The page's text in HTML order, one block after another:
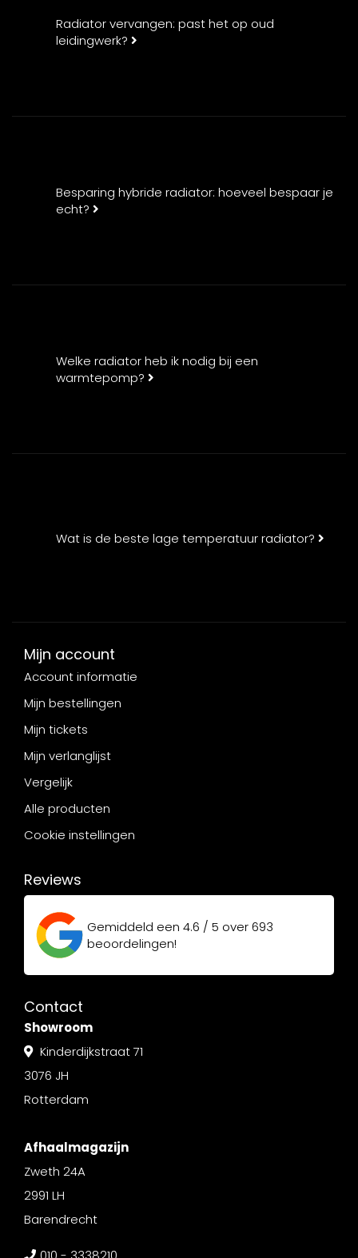
Radiator vervangen: past het op oud
leidingwerk?
Besparing hybride radiator: hoeveel bespaar je
echt?
Welke radiator heb ik nodig bij een
warmtepomp?
Wat is de beste lage temperatuur radiator?
Mijn account
Account informatie
Mijn bestellingen
Mijn tickets
Mijn verlanglijst
Vergelijk
Alle producten
Cookie instellingen
Reviews
Gemiddeld een 4.6 / 5 over693
beoordelingen!
Contact
Showroom
Kinderdijkstraat 71
3076 JH
Rotterdam
Afhaalmagazijn
Zweth 24A
2991 LH
Barendrecht